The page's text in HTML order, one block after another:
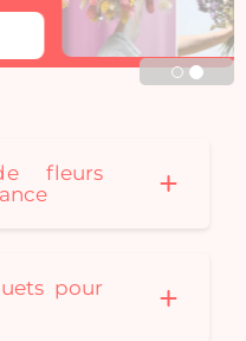
Rosa Cadaqués
dans votre
Rosa
créé au fil des
convenir à tous les
de décoration. Un
!
En savoir plus
fleurs
pour